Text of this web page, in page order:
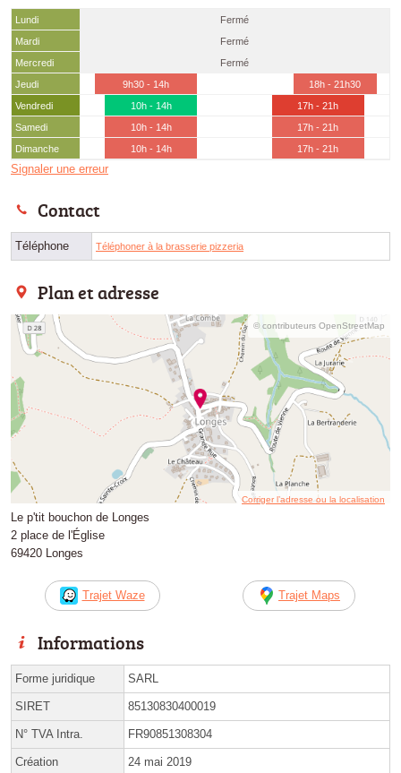
Lundi
Fermé
Mardi
Fermé
Mercredi
Fermé
Jeudi
9h30 - 14h
18h - 21h30
Vendredi
10h - 14h
17h - 21h
Samedi
10h - 14h
17h - 21h
Dimanche
10h - 14h 17h - 21h
Signaler une erreur
Contact
Téléphone Téléphoner à la brasserie pizzeria
Plan et adresse
© contributeurs OpenStreetMap
Corriger l’adresse ou la localisation
Le p'tit bouchon de Longes
2 place de l'Église
69420 Longes
Trajet Waze Trajet Maps
Informations
Forme juridique SARL
SIRET 85130830400019
N° TVA Intra. FR90851308304
Création 24 mai 2019